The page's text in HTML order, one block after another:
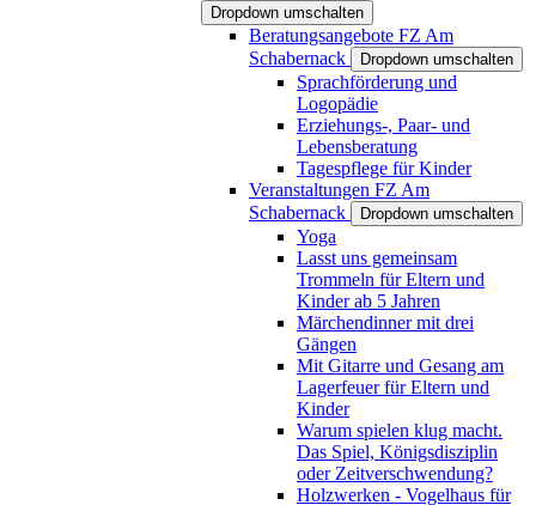
Dropdown umschalten
Beratungsangebote FZ Am
Schabernack
Dropdown umschalten
Sprachförderung und
Logopädie
Erziehungs-, Paar- und
Lebensberatung
Tagespflege für Kinder
Veranstaltungen FZ Am
Schabernack
Dropdown umschalten
Yoga
Lasst uns gemeinsam
Trommeln für Eltern und
Kinder ab 5 Jahren
Märchendinner mit drei
Gängen
Mit Gitarre und Gesang am
Lagerfeuer für Eltern und
Kinder
Warum spielen klug macht.
Das Spiel, Königsdisziplin
oder Zeitverschwendung?
Holzwerken - Vogelhaus für